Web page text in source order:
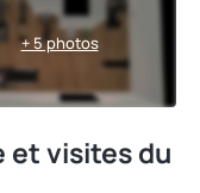
+ 5 photos
et visites du